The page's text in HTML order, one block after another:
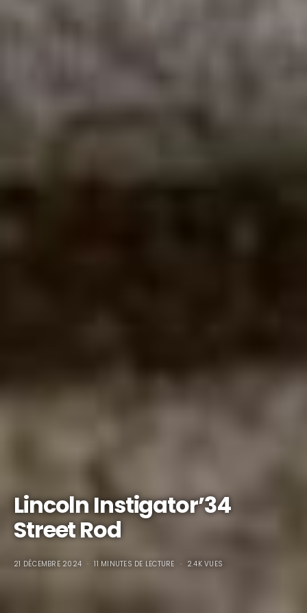
Lincoln Instigator’34
Street Rod
21 DÉCEMBRE 2024 11 MINUTES DE LECTURE 2.4K VUES